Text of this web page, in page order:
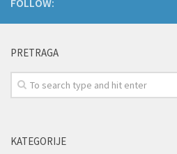
PRETRAGA
KATEGORIJE